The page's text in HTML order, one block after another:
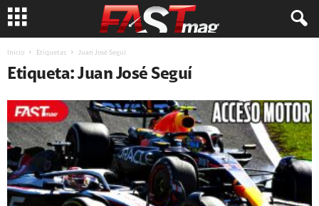
Inicio Etiquetas Juan José Seguí
Etiqueta: Juan José Seguí